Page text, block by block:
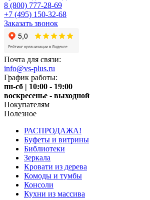
8 (800) 777-28-69
+7 (495) 150-32-68
Заказать звонок
Почта для связи:
info@vs-plus.ru
График работы:
пн-сб | 10:00 - 19:00
воскресенье - выходной
Покупателям
Полезное
РАСПРОДАЖА!
Буфеты и витрины
Библиотеки
Зеркала
Кровати из дерева
Комоды и тумбы
Консоли
Кухни из массива